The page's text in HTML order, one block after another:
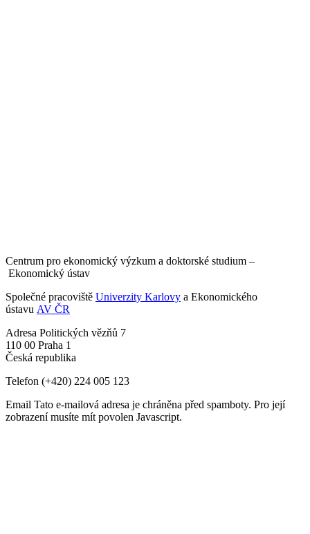
Centrum pro ekonomický výzkum a doktorské studium –
Ekonomický ústav
Společné pracoviště Univerzity Karlovy a Ekonomického
ústavu AV ČR
Adresa Politických vězňů 7
110 00 Praha 1
Česká republika
Telefon (+420) 224 005 123
Email Tato e-mailová adresa je chráněna před spamboty. Pro její
zobrazení musíte mít povolen Javascript.